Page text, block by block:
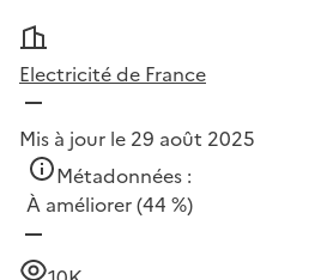
Electricité de France
Mis à jour le 29 août 2025
Métadonnées :
À améliorer(44 %)